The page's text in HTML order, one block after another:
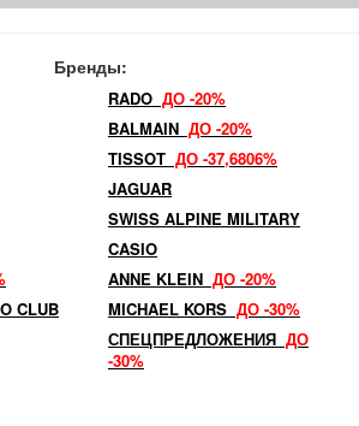
Бренды:
RADO ДО -20%
BALMAIN ДО -20%
TISSOT ДО -37,6806%
JAGUAR
SWISS ALPINE MILITARY
CASIO
ANNE KLEIN ДО -20%
CLUB
MICHAEL KORS ДО -30%
СПЕЦПРЕДЛОЖЕНИЯ ДО
-30%